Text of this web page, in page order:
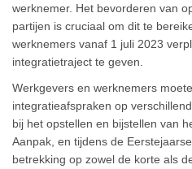
werknemer. Het bevorderen van
partijen is cruciaal om dit te
werknemers vanaf 1 juli 2023
integratietraject te geven.
Werkgevers en werknemers
integratieafspraken op
bij het opstellen en bijstellen van
Aanpak, en tijdens de
betrekking op zowel de korte als